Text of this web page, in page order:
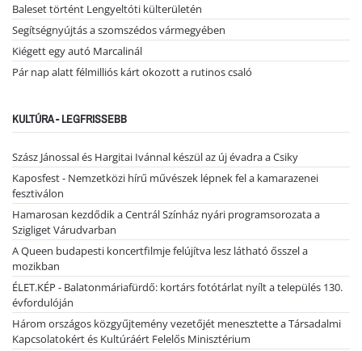
Baleset történt Lengyeltóti külterületén
Segítségnyújtás a szomszédos vármegyében
Kiégett egy autó Marcalinál
Pár nap alatt félmilliós kárt okozott a rutinos csaló
KULTÚRA - LEGFRISSEBB
Szász Jánossal és Hargitai Ivánnal készül az új évadra a Csiky
Kaposfest - Nemzetközi hírű művészek lépnek fel a kamarazenei
fesztiválon
Hamarosan kezdődik a Centrál Színház nyári programsorozata a
Szigliget Várudvarban
A Queen budapesti koncertfilmje felújítva lesz látható ősszel a
mozikban
ÉLET.KÉP - Balatonmáriafürdő: kortárs fotótárlat nyílt a település 130.
évfordulóján
Három országos közgyűjtemény vezetőjét menesztette a Társadalmi
Kapcsolatokért és Kultúráért Felelős Minisztérium